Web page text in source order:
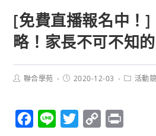
[免費直播報名中！
略！家長不可不知
聯合學苑 2020-12-03 活動